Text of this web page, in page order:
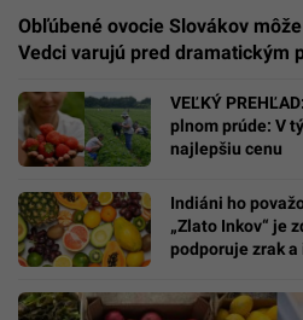
Obľúbené ovocie Slovákov
Vedci varujú pred dramatickým
VEĽKÝ
plnom prúde: V
najlepšiu cenu
Indiáni ho
„Zlato Inkov“ je
podporuje zrak